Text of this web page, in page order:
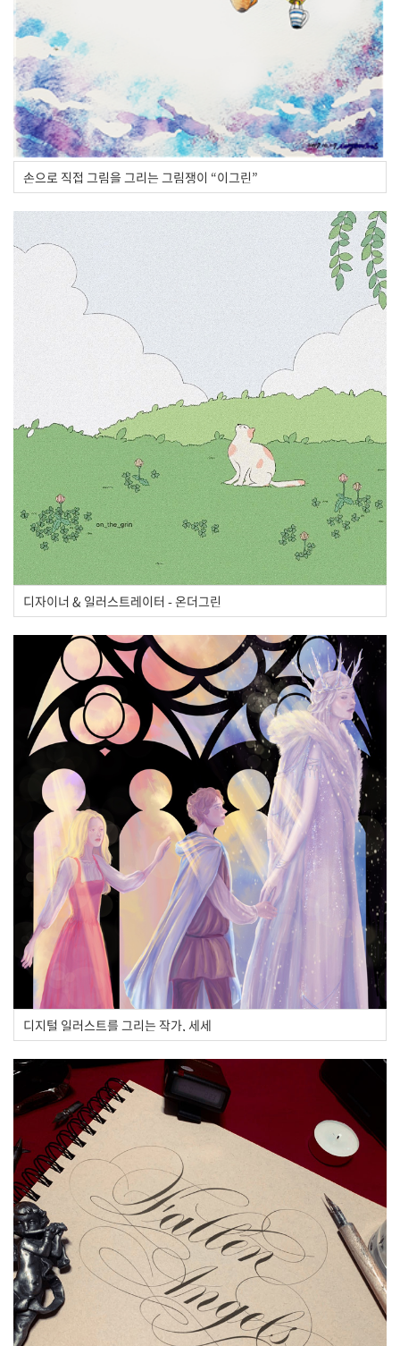
손으로 직접 그림을 그리는 그림쟁이 “이그린”
디자이너 & 일러스트레이터 - 온더그린
디지털 일러스트를 그리는 작가, 세세